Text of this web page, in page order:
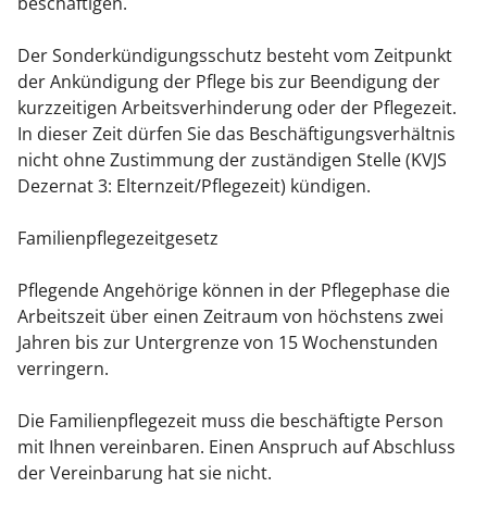
Der Sonderkündigungsschutz besteht vom Zeitpunkt
der Ankündigung der Pflege bis zur Beendigung der
kurzzeitigen Arbeitsverhinderung oder der Pflegezeit.
In dieser Zeit dürfen Sie das Beschäftigungsverhältnis
nicht ohne Zustimmung der zuständigen Stelle (KVJS
Dezernat 3: Elternzeit/Pflegezeit) kündigen.
Familienpflegezeitgesetz
Pflegende Angehörige können in der Pflegephase die
Arbeitszeit über einen Zeitraum von höchstens zwei
Jahren bis zur Untergrenze von 15 Wochenstunden
verringern.
Die Familienpflegezeit muss die beschäftigte Person
mit Ihnen vereinbaren. Einen Anspruch auf Abschluss
der Vereinbarung hat sie nicht.